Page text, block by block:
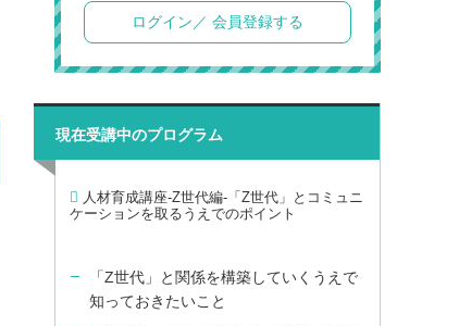
ログイン／ 会員登録する
現在受講中のプログラム
人材育成講座-Z世代編-「Z世代」とコミュニ
ケーションを取るうえでのポイント
「Z世代」と関係を構築していくうえで
知っておきたいこと